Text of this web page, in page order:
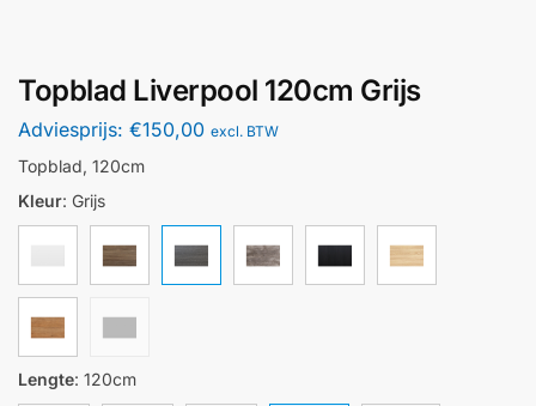
Topblad Liverpool 120cm Grijs
Adviesprijs: €150,00 excl. BTW
Topblad, 120cm
Kleur: Grijs
Lengte: 120cm